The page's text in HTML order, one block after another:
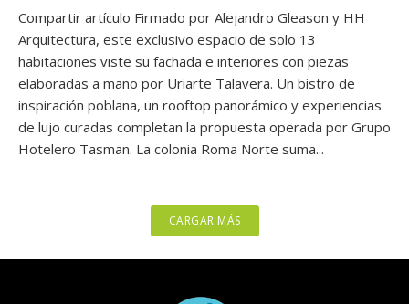
Compartir artículo Firmado por Alejandro Gleason y HH
Arquitectura, este exclusivo espacio de solo 13
habitaciones viste su fachada e interiores con piezas
elaboradas a mano por Uriarte Talavera. Un bistro de
inspiración poblana, un rooftop panorámico y experiencias
de lujo curadas completan la propuesta operada por Grupo
Hotelero Tasman. La colonia Roma Norte suma...
CARGAR MÁS